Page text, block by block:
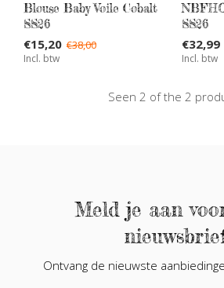
Blouse Baby Voile Cobalt
SS26
€15,20 €38,00
Incl. btw
SS26
€32,99
Incl. btw
Seen 2 of the 2
Meld je aan
Ontvang de nieuwste